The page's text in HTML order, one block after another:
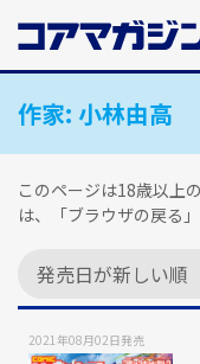
ン
作家: 小林由高
このページは18歳以上
は、「ブラウザの戻る
2021年08月02日発売